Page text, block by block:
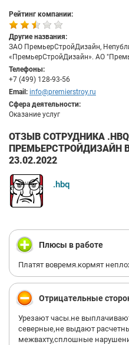
Рейтинг компании:
Другие названия:
ЗАО ПремьерСтройДизайн,
«ПремьерСтройДизайн». АО
Телефоны:
+7 (499) 128-93-56
Email: info@premierstroy.ru
Сфера деятельности:
Оказание услуг
ОТЗЫВ СОТРУДНИКА
ПРЕМЬЕРСТРОЙДИЗАЙН
23.02.2022
.hbq
Плюсы в работе
Платят вовремя.кормят
Отрицательные
Урезают часы.не
северные,не выдают
межвахту,сплошные